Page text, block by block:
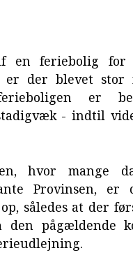
en feriebolig for
er der blevet stor
er
- indtil
hvor mange
Provinsen, er
således at der
den pågældende